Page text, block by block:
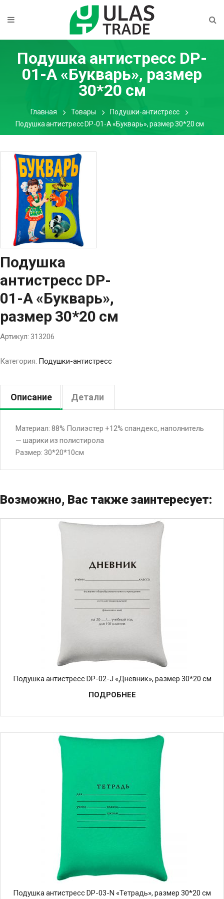
Подушка антистресс DP-
01-А «Букварь», размер
30*20 см
Главная Товары
Подушки-антистресс
Подушка антистресс DP-01-А «Букварь», размер 30*20 см
Подушка
антистресс DP-
01-А «Букварь»,
размер 30*20 см
Артикул: 313206
Категория: Подушки-антистресс
Описание Детали
Материал: 88% Полиэстер +12% спандекс, наполнитель
— шарики из полистирола
Размер: 30*20*10см
Возможно, Вас также заинтересует:
Подушка антистресс DP-02-J «Дневник», размер 30*20 см
ПОДРОБНЕЕ
Подушка антистресс DP-03-N «Тетрадь», размер 30*20 см